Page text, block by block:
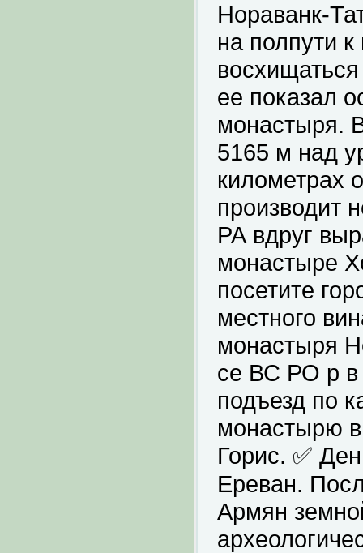
Нораванк-
на полпути
ее показал
монастыря.
5165 м над
километрах
производит
РА вдруг
монастыре
посетите
местного
монастыря
се ВС РО р в
подъезд по
монастырю
Горис. ✅
Ереван.
Армян